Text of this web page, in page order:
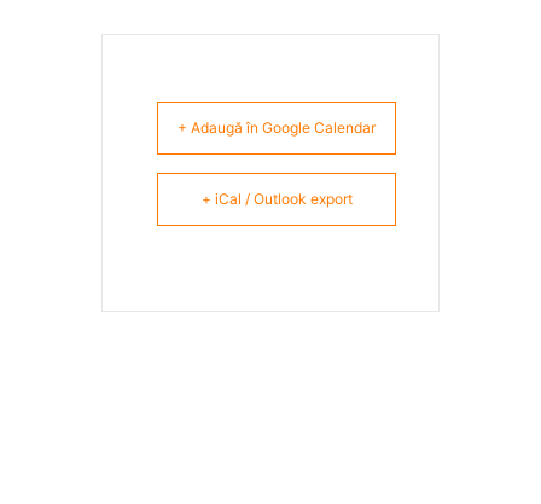
+ Adaugă în Google Calendar
+ iCal / Outlook export